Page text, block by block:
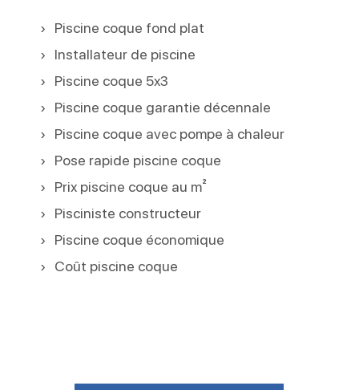
Piscine coque fond plat
Installateur de piscine
Piscine coque 5x3
Piscine coque garantie décennale
Piscine coque avec pompe à chaleur
Pose rapide piscine coque
Prix piscine coque au m²
Pisciniste constructeur
Piscine coque économique
Coût piscine coque